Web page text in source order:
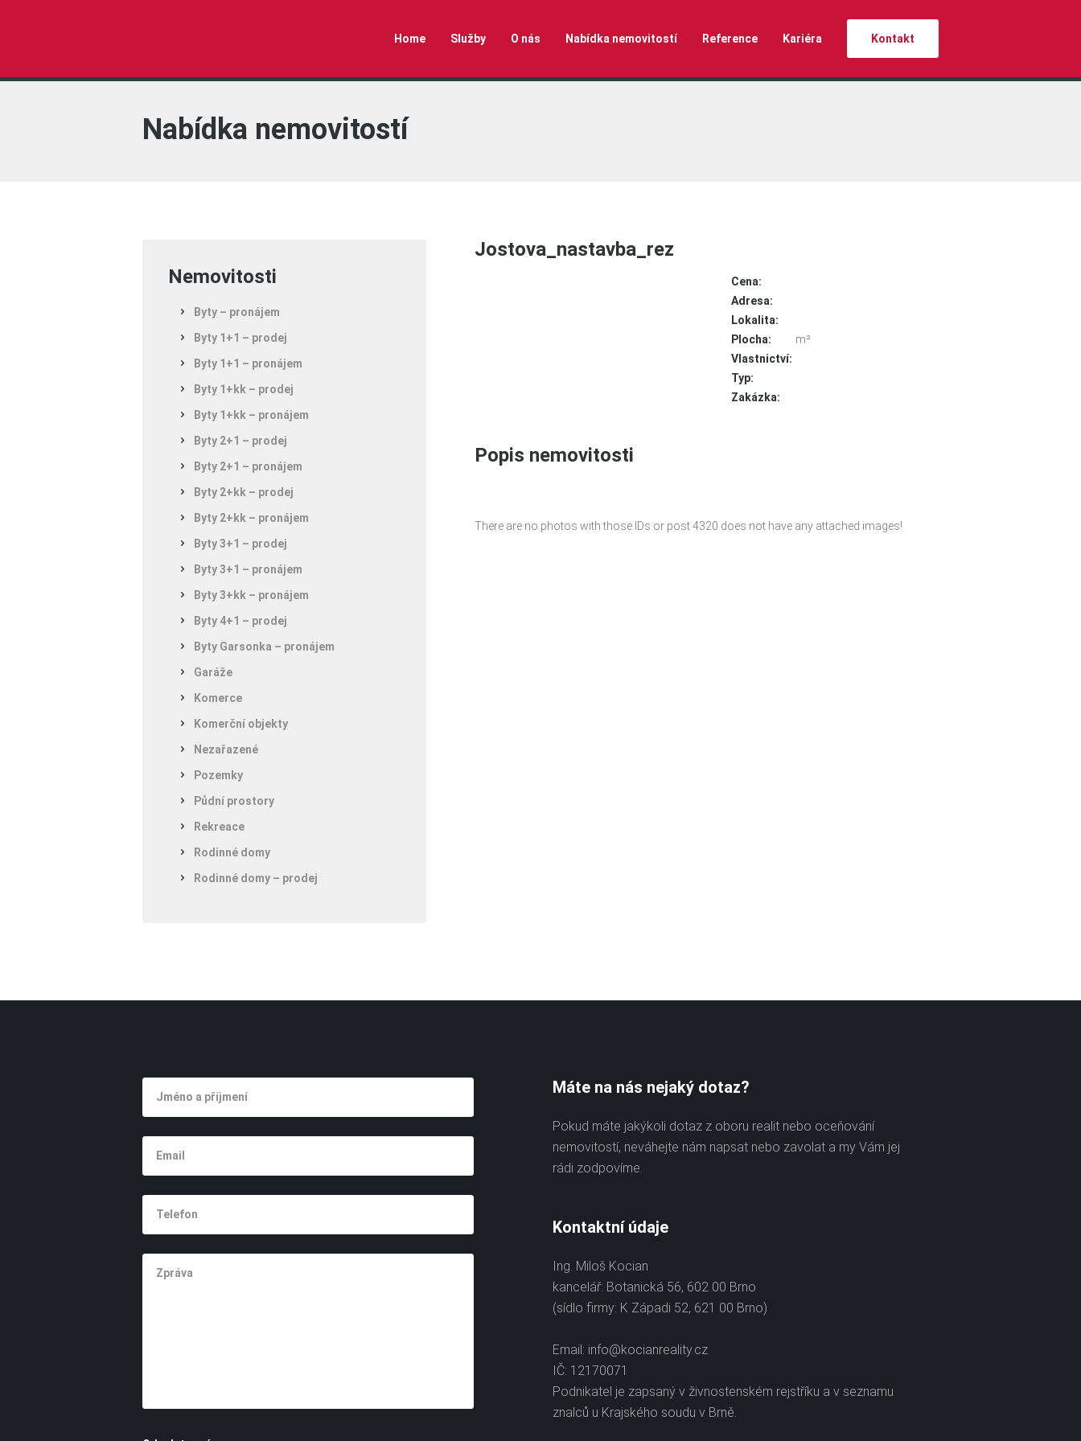
Home Služby O nás Nabídka nemovitostí Reference Kariéra Kontakt
Nabídka nemovitostí
Nemovitosti
Byty – pronájem
Byty 1+1 – prodej
Byty 1+1 – pronájem
Byty 1+kk – prodej
Byty 1+kk – pronájem
Byty 2+1 – prodej
Byty 2+1 – pronájem
Byty 2+kk – prodej
Byty 2+kk – pronájem
Byty 3+1 – prodej
Byty 3+1 – pronájem
Byty 3+kk – pronájem
Byty 4+1 – prodej
Byty Garsonka – pronájem
Garáže
Komerce
Komerční objekty
Nezařazené
Pozemky
Půdní prostory
Rekreace
Rodinné domy
Rodinné domy – prodej
Jostova_nastavba_rez
Cena:
Adresa:
Lokalita:
Plocha:
m²
Vlastnictví:
Typ:
Zakázka:
Popis nemovitosti
There are no photos with those IDs or post 4320 does not have any attached images!
Máte na nás nejaký dotaz?
Pokud máte jakýkoli dotaz z oboru realit nebo oceňování
nemovitostí, neváhejte nám napsat nebo zavolat a my Vám jej
rádi zodpovíme.
Kontaktní údaje
Ing. Miloš Kocian
kancelář: Botanická 56, 602 00 Brno
(sídlo firmy: K Západi 52, 621 00 Brno)
Email: info@kocianreality.cz
IČ: 12170071
Podnikatel je zapsaný v živnostenském rejstříku a v seznamu
znalců u Krajského soudu v Brně.